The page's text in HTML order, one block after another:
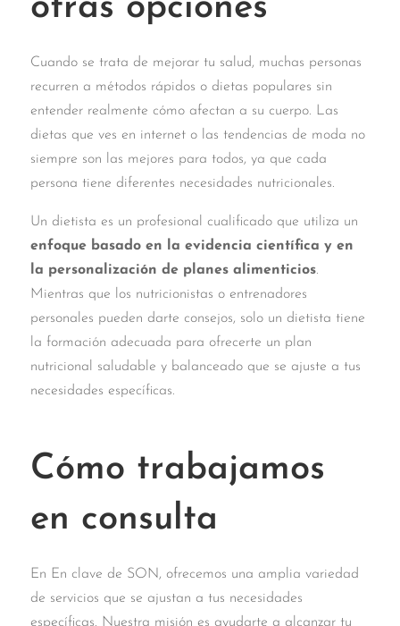
otras opciones
Cuando se trata de mejorar tu salud, muchas personas
recurren a métodos rápidos o dietas populares sin
entender realmente cómo afectan a su cuerpo. Las
dietas que ves en internet o las tendencias de moda no
siempre son las mejores para todos, ya que cada
persona tiene diferentes necesidades nutricionales.
Un dietista es un profesional cualificado que utiliza un
enfoque basado en la evidencia científica y en
la personalización de planes alimenticios.
Mientras que los nutricionistas o entrenadores
personales pueden darte consejos, solo un dietista tiene
la formación adecuada para ofrecerte un plan
nutricional saludable y balanceado que se ajuste a tus
necesidades específicas.
Cómo trabajamos
en consulta
En En clave de SON, ofrecemos una amplia variedad
de servicios que se ajustan a tus necesidades
específicas. Nuestra misión es ayudarte a alcanzar tu